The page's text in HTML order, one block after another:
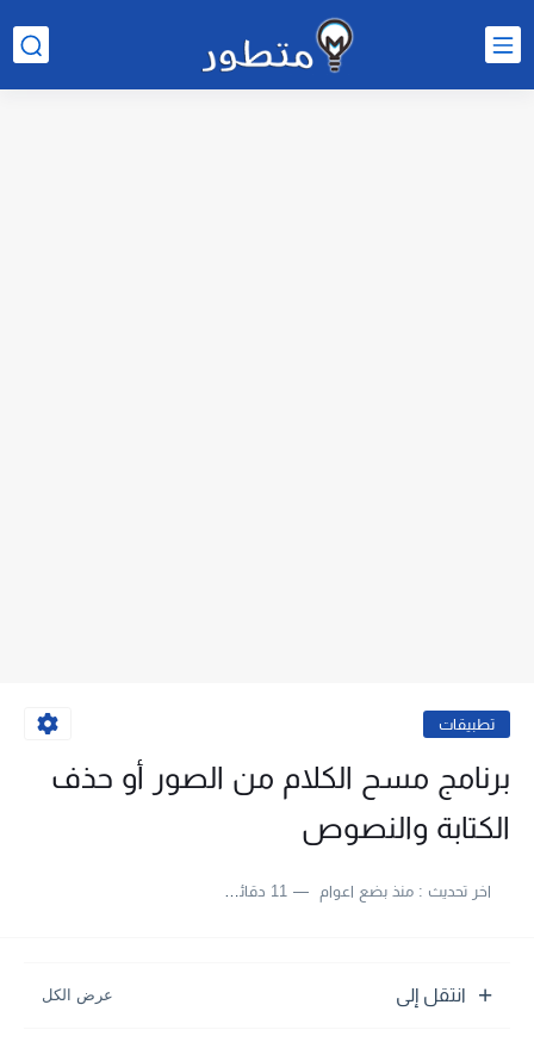
تطبيقات
برنامج مسح الكلام من الصور أو حذف
الكتابة والنصوص
اخر تحديث :منذ بضع اعوام 11 دقائق للقراءة
انتقل إلى